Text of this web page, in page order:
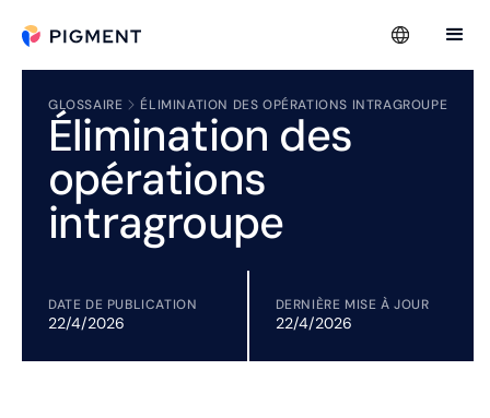
GLOSSAIRE ÉLIMINATION DES OPÉRATIONS INTRAGROUPE
Élimination des
opérations
intragroupe
DATE DE PUBLICATION
22/4/2026
DERNIÈRE MISE À JOUR
22/4/2026